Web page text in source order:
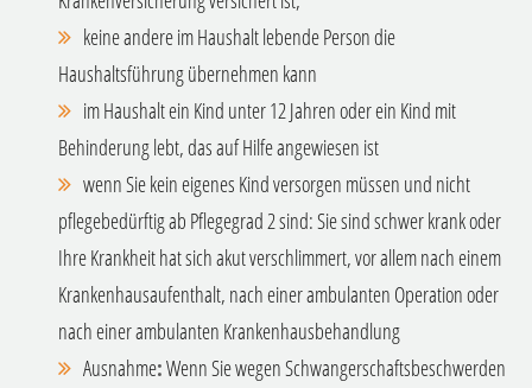
keine andere im Haushalt lebende Person die
Haushaltsführung übernehmen kann
im Haushalt ein Kind unter 12 Jahren oder ein Kind mit
Behinderung lebt, das auf Hilfe angewiesen ist
wenn Sie kein eigenes Kind versorgen müssen und nicht
pflegebedürftig ab Pflegegrad 2 sind: Sie sind schwer krank oder
Ihre Krankheit hat sich akut verschlimmert, vor allem nach einem
Krankenhausaufenthalt, nach einer ambulanten Operation oder
nach einer ambulanten Krankenhausbehandlung
Ausnahme:Wenn Sie wegen Schwangerschaftsbeschwerden